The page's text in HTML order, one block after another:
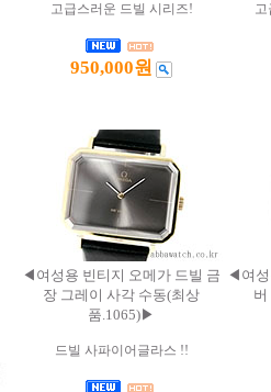
고급스러운 드빌 시리즈!
950,000원
◀여성용 빈티지 오메가 드빌 금
장 그레이 사각 수동(최상
품.1065)▶
드빌 사파이어글라스 !!
◀여성